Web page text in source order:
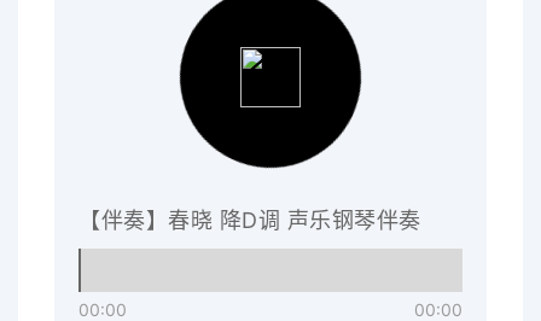
【伴奏】春晓 降D调 声乐钢琴伴奏
00:00 00:00